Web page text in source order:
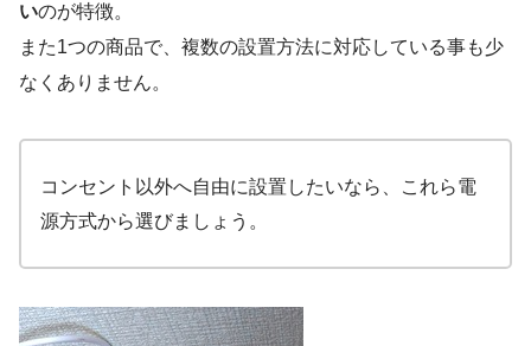
いのが特徴。
また1つの商品で、複数の設置方法に対応している事も少
なくありません。
コンセント以外へ自由に設置したいなら、これら電
源方式から選びましょう。